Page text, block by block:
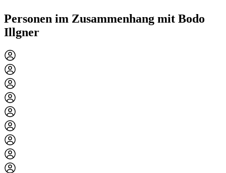
Personen im Zusammenhang mit Bodo
Illgner